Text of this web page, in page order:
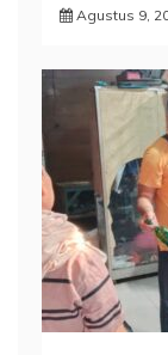
Agustus 9,